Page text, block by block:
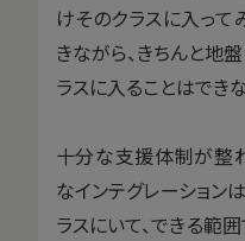
けそのクラスに入って
きながら、きちんと地
ラスに入ることはでき
十分な支援体制が整
なインテグレーション
ラスにいて、できる範